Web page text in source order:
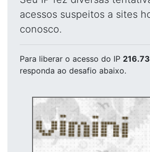
acessos suspeitos a sites
conosco.
Para liberar o acesso do IP
responda ao desafio abaixo.